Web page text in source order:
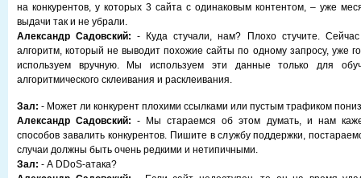
на конкурентов, у которых 3 сайта с одинаковым контентом, – уже
выдачи так и не убрали.
Александр Садовский: - Куда стучали, нам? Плохо стучите.
алгоритм, который не выводит похожие сайты по одному запросу, уже
используем вручную. Мы используем эти данные только для
алгоритмического склеивания и расклеивания.
Зал: - Может ли конкурент плохими ссылками или пустым трафиком
Александр Садовский: - Мы стараемся об этом думать, и нам
способов завалить конкурентов. Пишите в службу поддержки,
случаи должны быть очень редкими и нетипичными.
Зал: - А DDoS-атака?